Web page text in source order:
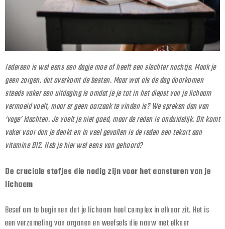
Iedereen is wel eens een dagje moe of heeft een slechter nachtje. Maak je
geen zorgen, dat overkomt de besten. Maar wat als de dag doorkomen
steeds vaker een uitdaging is omdat je je tot in het diepst van je lichaam
vermoeid voelt, maar er geen oorzaak te vinden is? We spreken dan van
‘vage’ klachten. Je voelt je niet goed, maar de reden is onduidelijk. Dit komt
vaker voor dan je denkt en in veel gevallen is de reden een tekort aan
vitamine B12. Heb je hier wel eens van gehoord?
De cruciale stofjes die nodig zijn voor het aansturen van je
lichaam
Besef om te beginnen dat je lichaam heel complex in elkaar zit. Het is
een verzameling van organen en weefsels die nauw met elkaar